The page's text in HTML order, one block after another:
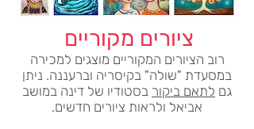
ציורים מקוריים
רוב הציורים המקוריים מוצגים למכירה
במסעדת "שולה" בקיסריה וברעננה. ניתן
גם לתאם ביקור בסטודיו של דינה במושב
אביאל ולראות ציורים חדשים.